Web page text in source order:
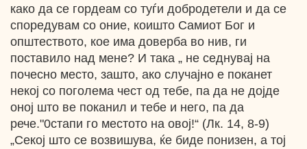
како да се гордеам со туѓи добродетели и да се
споредувам со оние, коишто Самиот Бог и
општеството, кое има доверба во нив, ги
поставило над мене? И така „ не седнувај на
почесно место, зашто, ако случајно е поканет
некој со поголема чест од тебе, па да не дојде
оној што ве поканил и тебе и него, па да
рече."0стапи го местото на овој!“ (Лк. 14, 8-9)
„Секој што се возвишува, ќе биде понизен, а тој